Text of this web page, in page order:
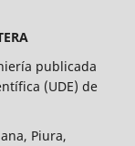
publicada
(UDE) de
Piura,